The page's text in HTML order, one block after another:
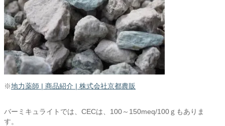
※地力薬師 | 商品紹介 | 株式会社京都農販
バーミキュライトでは、CECは、100～150meq/100ｇもありま
す。